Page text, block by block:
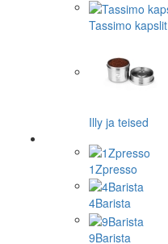
Tassimo kapslit
Illy ja teised
1Zpresso
4Barista
9Barista